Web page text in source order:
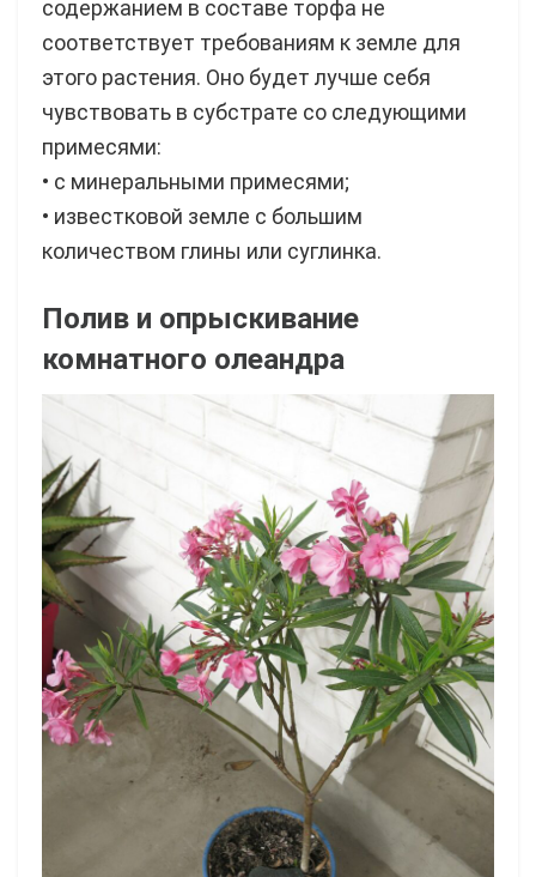
содержанием в составе торфа не
соответствует требованиям к земле для
этого растения. Оно будет лучше себя
чувствовать в субстрате со следующими
примесями:
• с минеральными примесями;
• известковой земле с большим
количеством глины или суглинка.
Полив и опрыскивание
комнатного олеандра